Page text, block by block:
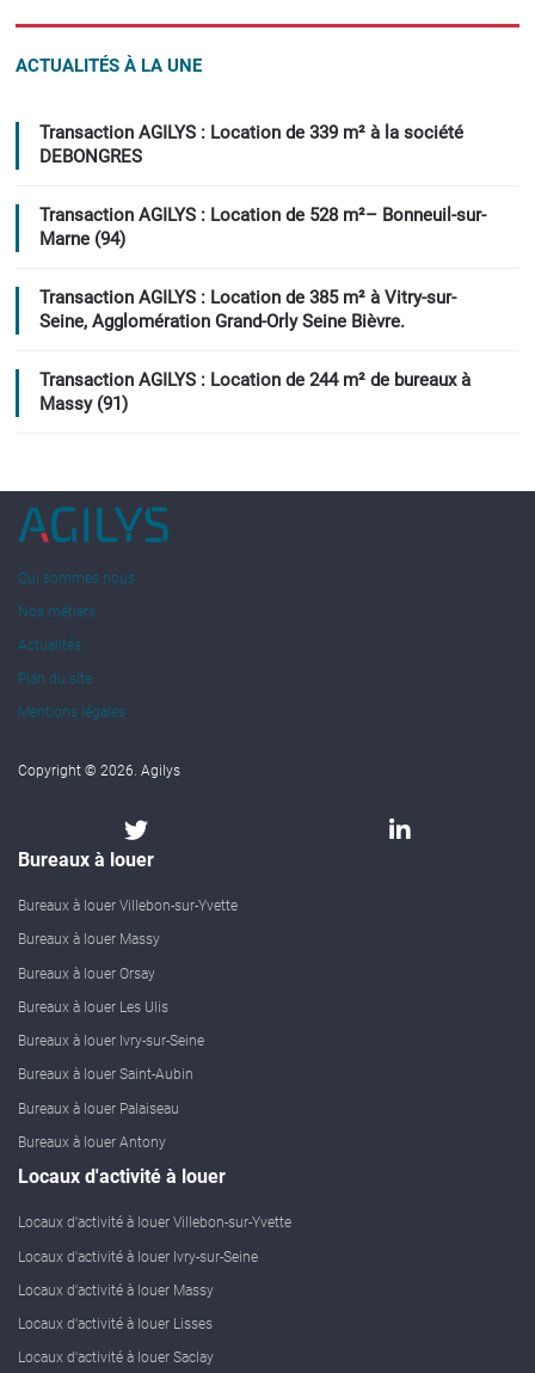
ACTUALITÉS À LA UNE
Transaction AGILYS : Location de 339 m² à la société
DEBONGRES
Transaction AGILYS : Location de 528 m²– Bonneuil-sur-
Marne (94)
Transaction AGILYS : Location de 385 m² à Vitry-sur-
Seine, Agglomération Grand-Orly Seine Bièvre.
Transaction AGILYS : Location de 244 m² de bureaux à
Massy (91)
Qui sommes nous
Nos métiers
Actualités
Plan du site
Mentions légales
Copyright © 2026. Agilys
Bureaux à louer
Bureaux à louer Villebon-sur-Yvette
Bureaux à louer Massy
Bureaux à louer Orsay
Bureaux à louer Les Ulis
Bureaux à louer Ivry-sur-Seine
Bureaux à louer Saint-Aubin
Bureaux à louer Palaiseau
Bureaux à louer Antony
Locaux d'activité à louer
Locaux d'activité à louer Villebon-sur-Yvette
Locaux d'activité à louer Ivry-sur-Seine
Locaux d'activité à louer Massy
Locaux d'activité à louer Lisses
Locaux d'activité à louer Saclay